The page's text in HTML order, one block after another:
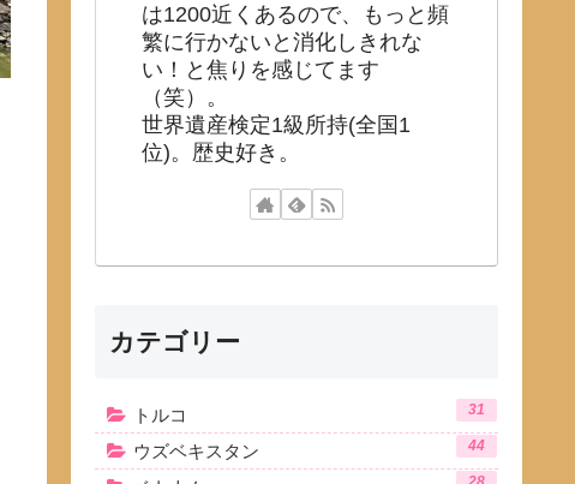
は1200近くあるので、もっと頻
繁に行かないと消化しきれな
い！と焦りを感じてます
（笑）。
世界遺産検定1級所持(全国1
位)。歴史好き。
カテゴリー
トルコ 31
ウズベキスタン 44